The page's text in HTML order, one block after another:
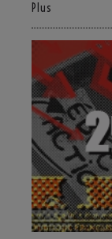
Plus